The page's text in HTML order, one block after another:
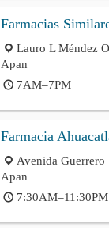
Farmacias
Lauro L Méndez
Apan
7AM–7PM
Farmacia
Avenida Guerrero
Apan
7:30AM–11:30PM